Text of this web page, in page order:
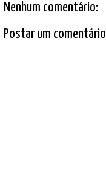
Nenhum comentário:
Postar um comentário